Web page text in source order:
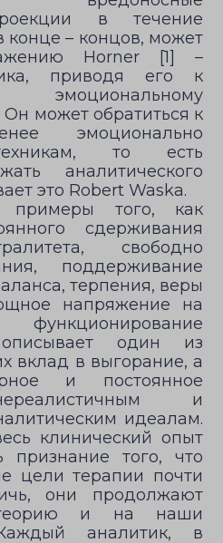
в течение
конце – концов, может
Horner [1] –
приводя его к
может обратиться к
эмоционально
то есть
аналитического
это Robert Waska.
примеры того, как
сдерживания
свободно
поддерживание
терпения, веры
напряжение на
один из
вклад в выгорание, а
и постоянное
и
идеалам.
клинический опыт
признание того, что
цели терапии почти
они продолжают
и на наши
аналитик, в